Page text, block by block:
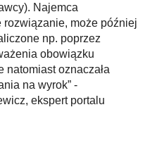
Najemca
może później
np. poprzez
obowiązku
natomiast oznaczała
na wyrok” -
ekspert portalu